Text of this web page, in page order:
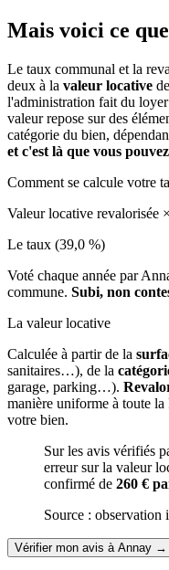
Mais voici ce
Le taux communal et la
deux à la valeur locative
l'administration fait du
valeur repose sur des
catégorie du bien,
et c'est là que vous
Comment se calcule votre
Valeur locative revalorisée ×
Le taux (39,0 %)
Voté chaque année par
commune. Subi, non
La valeur locative
Calculée à partir de la
sanitaires…), de la
garage, parking…).
manière uniforme à toute la
votre bien.
Sur les avis vérifiés
erreur sur la valeur
confirmé de 260 €
Source : observation
Vérifier mon avis à Annay →